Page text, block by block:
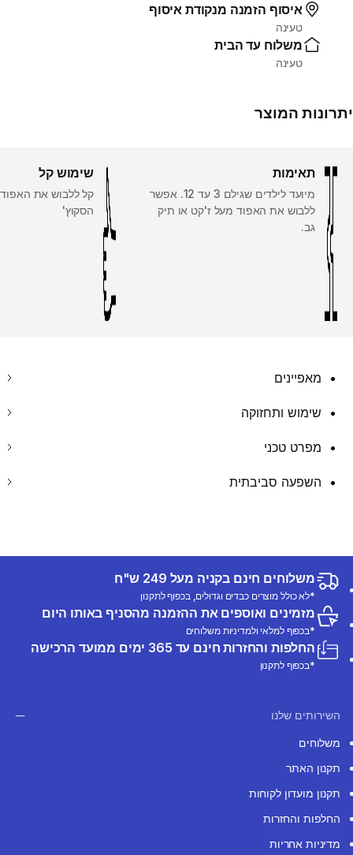
איסוף הזמנה מנקודת איסוף
טעינה
משלוח עד הבית
טעינה
יתרונות המוצר
תאימות
מיועד לילדים שגילם 3 עד 12. אפשר
ללבוש את האפוד מעל ז'קט או תיק
גב.
שימוש קל
קל ללבוש את האפוד
הסקוץ'
מאפיינים
שימוש ותחזוקה
מפרט טכני
השפעה סביבתית
משלוחים חינם בקניה מעל 249 ש"ח
*לא כולל מוצרים כבדים וגדולים, בכפוף לתקנון
מזמינים ואוספים את ההזמנה מהסניף באותו היום
*בכפוף למלאי ולמדיניות משלוחים
החלפות והחזרות חינם עד 365 ימים ממועד הרכישה
*בכפוף לתקנון
השירותים שלנו
משלוחים
תקנון האתר
תקנון מועדון לקוחות
החלפות והחזרות
מדיניות אחריות